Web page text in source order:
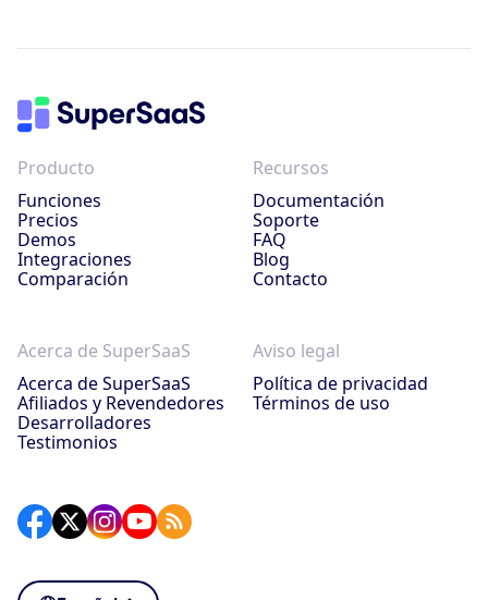
Producto
Funciones
Precios
Demos
Integraciones
Comparación
Recursos
Documentación
Soporte
FAQ
Blog
Contacto
Acerca de SuperSaaS
Acerca de SuperSaaS
Afiliados y Revendedores
Desarrolladores
Testimonios
Aviso legal
Política de privacidad
Términos de uso